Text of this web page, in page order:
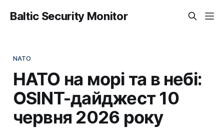
Baltic Security Monitor
NATO
НАТО на морі та в небі:
OSINT-дайджест 10
червня 2026 року